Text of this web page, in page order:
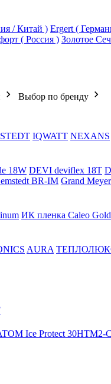
/ Китай ) Ergert (
( Россия ) Золотое
Выбор по бренду
IQWATT NEXANS
18W DEVI deviflex 18T
BR-IM Grand
ИК пленка Caleo
AURA
Ice Protect 30HTM2-